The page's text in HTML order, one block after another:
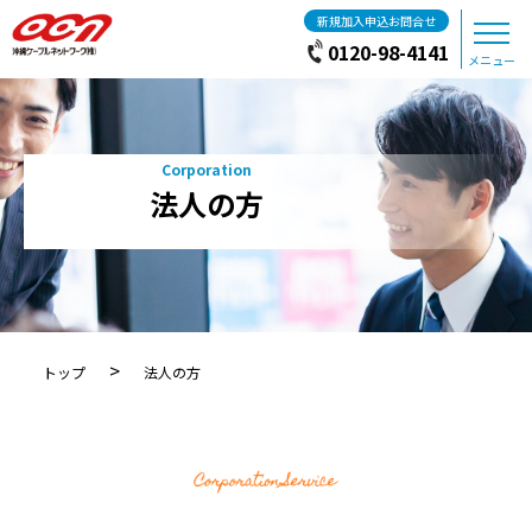
新規加入申込お問合せ
0120-98-4141 メニュー
法人の方
トップ > 法人の方